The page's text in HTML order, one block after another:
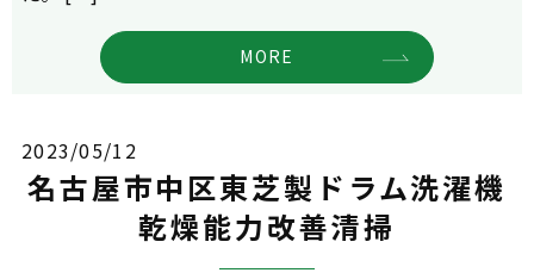
MORE
2023/05/12
名古屋市中区東芝製ドラム洗濯機
乾燥能力改善清掃